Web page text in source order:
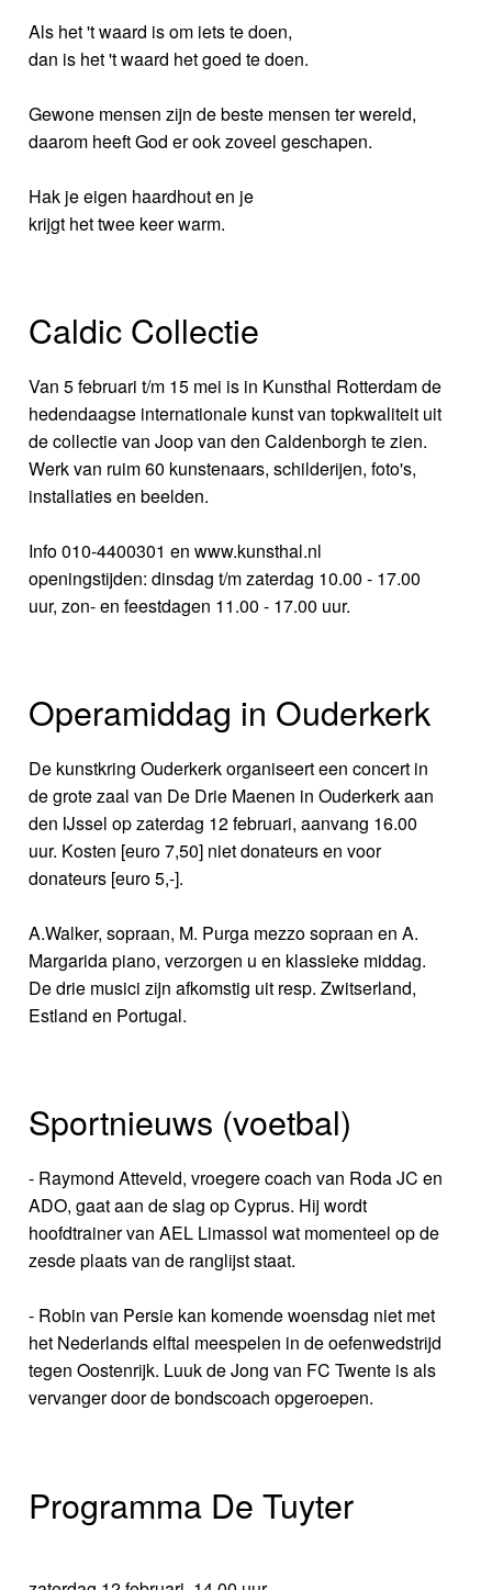
Als het 't waard is om iets te doen,
dan is het 't waard het goed te doen.
Gewone mensen zijn de beste mensen ter wereld,
daarom heeft God er ook zoveel geschapen.
Hak je eigen haardhout en je
krijgt het twee keer warm.
Caldic Collectie
Van 5 februari t/m 15 mei is in Kunsthal Rotterdam de
hedendaagse internationale kunst van topkwaliteit uit
de collectie van Joop van den Caldenborgh te zien.
Werk van ruim 60 kunstenaars, schilderijen, foto's,
installaties en beelden.
Info 010-4400301 en www.kunsthal.nl
openingstijden: dinsdag t/m zaterdag 10.00 - 17.00
uur, zon- en feestdagen 11.00 - 17.00 uur.
Operamiddag in Ouderkerk
De kunstkring Ouderkerk organiseert een concert in
de grote zaal van De Drie Maenen in Ouderkerk aan
den IJssel op zaterdag 12 februari, aanvang 16.00
uur. Kosten [euro 7,50] niet donateurs en voor
donateurs [euro 5,-].
A.Walker, sopraan, M. Purga mezzo sopraan en A.
Margarida piano, verzorgen u en klassieke middag.
De drie musici zijn afkomstig uit resp. Zwitserland,
Estland en Portugal.
Sportnieuws (voetbal)
- Raymond Atteveld, vroegere coach van Roda JC en
ADO, gaat aan de slag op Cyprus. Hij wordt
hoofdtrainer van AEL Limassol wat momenteel op de
zesde plaats van de ranglijst staat.
- Robin van Persie kan komende woensdag niet met
het Nederlands elftal meespelen in de oefenwedstrijd
tegen Oostenrijk. Luuk de Jong van FC Twente is als
vervanger door de bondscoach opgeroepen.
Programma De Tuyter